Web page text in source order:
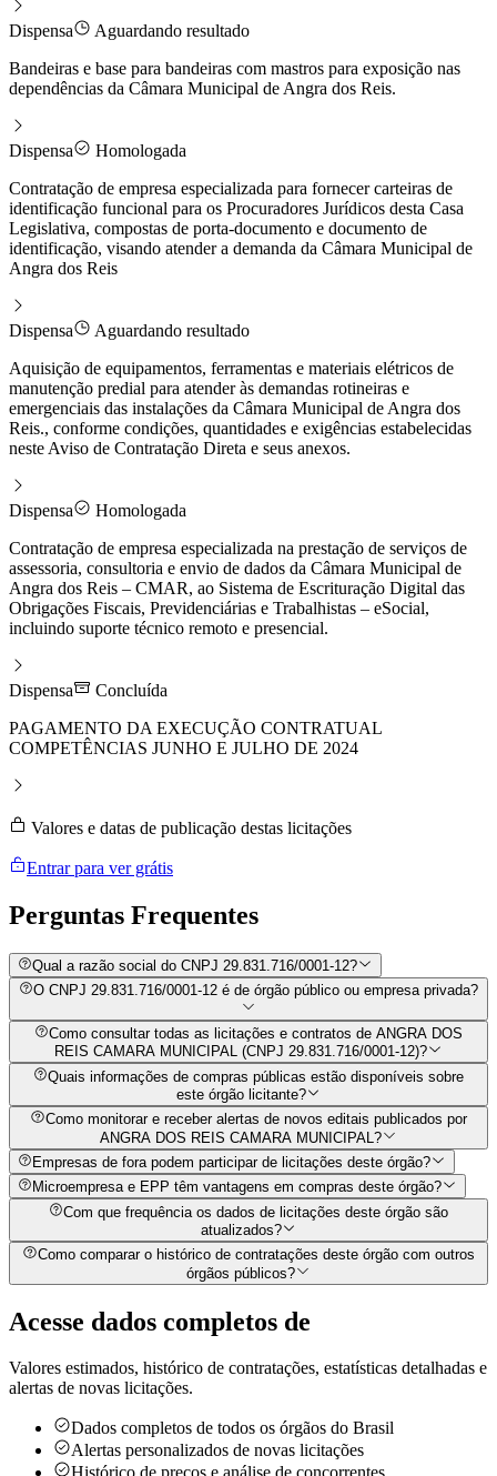
Dispensa
Aguardando resultado
Bandeiras e base para bandeiras com mastros para exposição nas
dependências da Câmara Municipal de Angra dos Reis.
Dispensa
Homologada
Contratação de empresa especializada para fornecer carteiras de
identificação funcional para os Procuradores Jurídicos desta Casa
Legislativa, compostas de porta-documento e documento de
identificação, visando atender a demanda da Câmara Municipal de
Angra dos Reis
Dispensa
Aguardando resultado
Aquisição de equipamentos, ferramentas e materiais elétricos de
manutenção predial para atender às demandas rotineiras e
emergenciais das instalações da Câmara Municipal de Angra dos
Reis., conforme condições, quantidades e exigências estabelecidas
neste Aviso de Contratação Direta e seus anexos.
Dispensa
Homologada
Contratação de empresa especializada na prestação de serviços de
assessoria, consultoria e envio de dados da Câmara Municipal de
Angra dos Reis – CMAR, ao Sistema de Escrituração Digital das
Obrigações Fiscais, Previdenciárias e Trabalhistas – eSocial,
incluindo suporte técnico remoto e presencial.
Dispensa
Concluída
PAGAMENTO DA EXECUÇÃO CONTRATUAL
COMPETÊNCIAS JUNHO E JULHO DE 2024
Valores e datas de publicação destas licitações
Entrar para ver grátis
Perguntas Frequentes
Qual a razão social do CNPJ 29.831.716/0001-12?
O CNPJ 29.831.716/0001-12 é de órgão público ou empresa privada?
Como consultar todas as licitações e contratos de ANGRA DOS
REIS CAMARA MUNICIPAL (CNPJ 29.831.716/0001-12)?
Quais informações de compras públicas estão disponíveis sobre
este órgão licitante?
Como monitorar e receber alertas de novos editais publicados por
ANGRA DOS REIS CAMARA MUNICIPAL?
Empresas de fora podem participar de licitações deste órgão?
Microempresa e EPP têm vantagens em compras deste órgão?
Com que frequência os dados de licitações deste órgão são
atualizados?
Como comparar o histórico de contratações deste órgão com outros
órgãos públicos?
Acesse dados completos de
Valores estimados, histórico de contratações, estatísticas detalhadas e
alertas de novas licitações.
Dados completos de todos os órgãos do Brasil
Alertas personalizados de novas licitações